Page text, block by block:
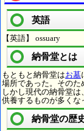
英語
【英語】 ossuary
納骨堂とは
もともと納骨堂はお墓
場所であった。そのた
しかし現代の納骨堂
供養するものが多くな
納骨堂の歴